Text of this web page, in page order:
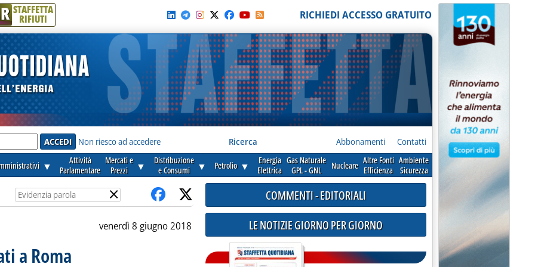
R STAFFETTA
RIFIUTI RICHIEDI ACCESSO GRATUITO
Non riesco ad accedere Ricerca Abbonamenti Contatti
▼
Attività
Parlamentare
Mercati e
Prezzi
▼
Distribuzione
e Consumi
▼ Petrolio ▼
Energia
Elettrica
Gas Naturale
GPL - GNL
Nucleare Altre Fonti
Efficienza
Ambiente
Sicurezza
×
venerdì 8 giugno 2018
a Roma
COMMENTI - EDITORIALI
LE NOTIZIE GIORNO PER GIORNO